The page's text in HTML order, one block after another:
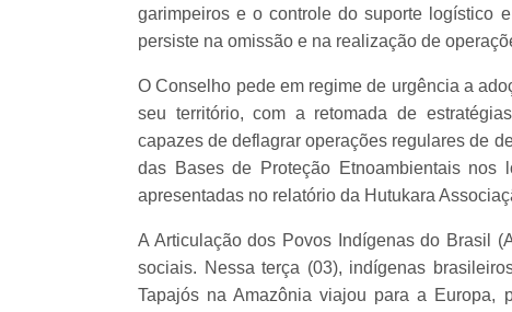
garimpeiros e o controle do suporte logístico
persiste na omissão e na realização de
O Conselho pede em regime de urgência a
seu território, com a retomada de
capazes de deflagrar operações regulares de
das Bases de Proteção Etnoambientais nos
apresentadas no relatório da Hutukara
A Articulação dos Povos Indígenas do Brasil
sociais. Nessa terça (03), indígenas
Tapajós na Amazônia viajou para a Europa,